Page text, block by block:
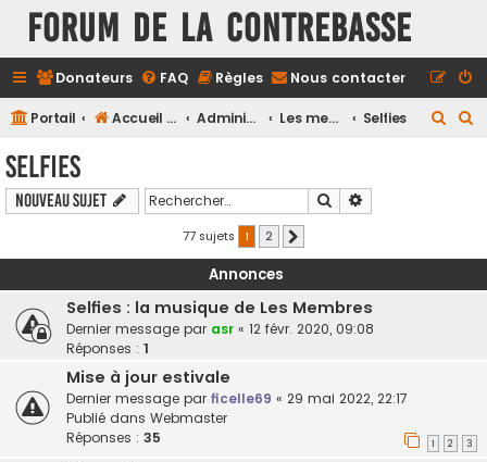
FORUM DE LA CONTREBASSE
Donateurs FAQ Règles Nous contacter
Portail Accueil du forum Administration Les membres du forum Selfies
r
c
r
c
Selfies
Nouveau sujet Rechercher
77 sujets 1 2
Annonces
Selfies : la musique de Les Membres
Dernier message par asr « 12 févr. 2020, 09:08
Réponses : 1
Mise à jour estivale
Dernier message par ficelle69 « 29 mai 2022, 22:17
Publié dans Webmaster
Réponses : 35 1 2 3